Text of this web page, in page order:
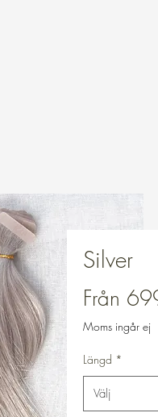
Silver
Från
Moms ingår ej
Längd *
Välj